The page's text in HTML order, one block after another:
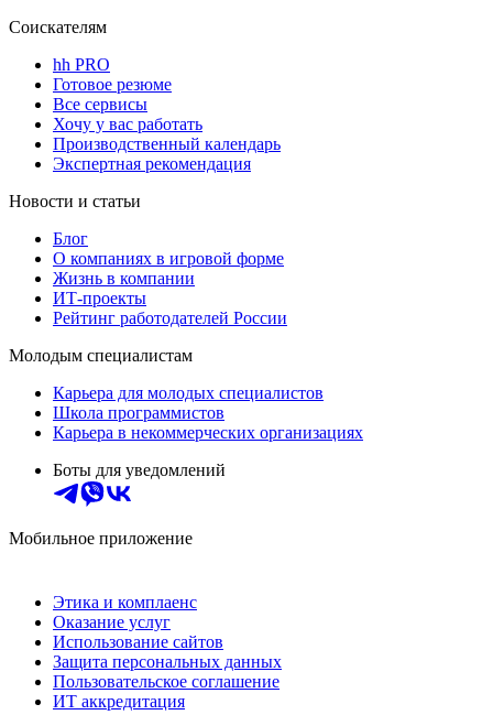
Соискателям
hh PRO
Готовое резюме
Все сервисы
Хочу у вас работать
Производственный календарь
Экспертная рекомендация
Новости и статьи
Блог
О компаниях в игровой форме
Жизнь в компании
ИТ-проекты
Рейтинг работодателей России
Молодым специалистам
Карьера для молодых специалистов
Школа программистов
Карьера в некоммерческих организациях
Боты для уведомлений
Мобильное приложение
Этика и комплаенс
Оказание услуг
Использование сайтов
Защита персональных данных
Пользовательское соглашение
ИТ аккредитация